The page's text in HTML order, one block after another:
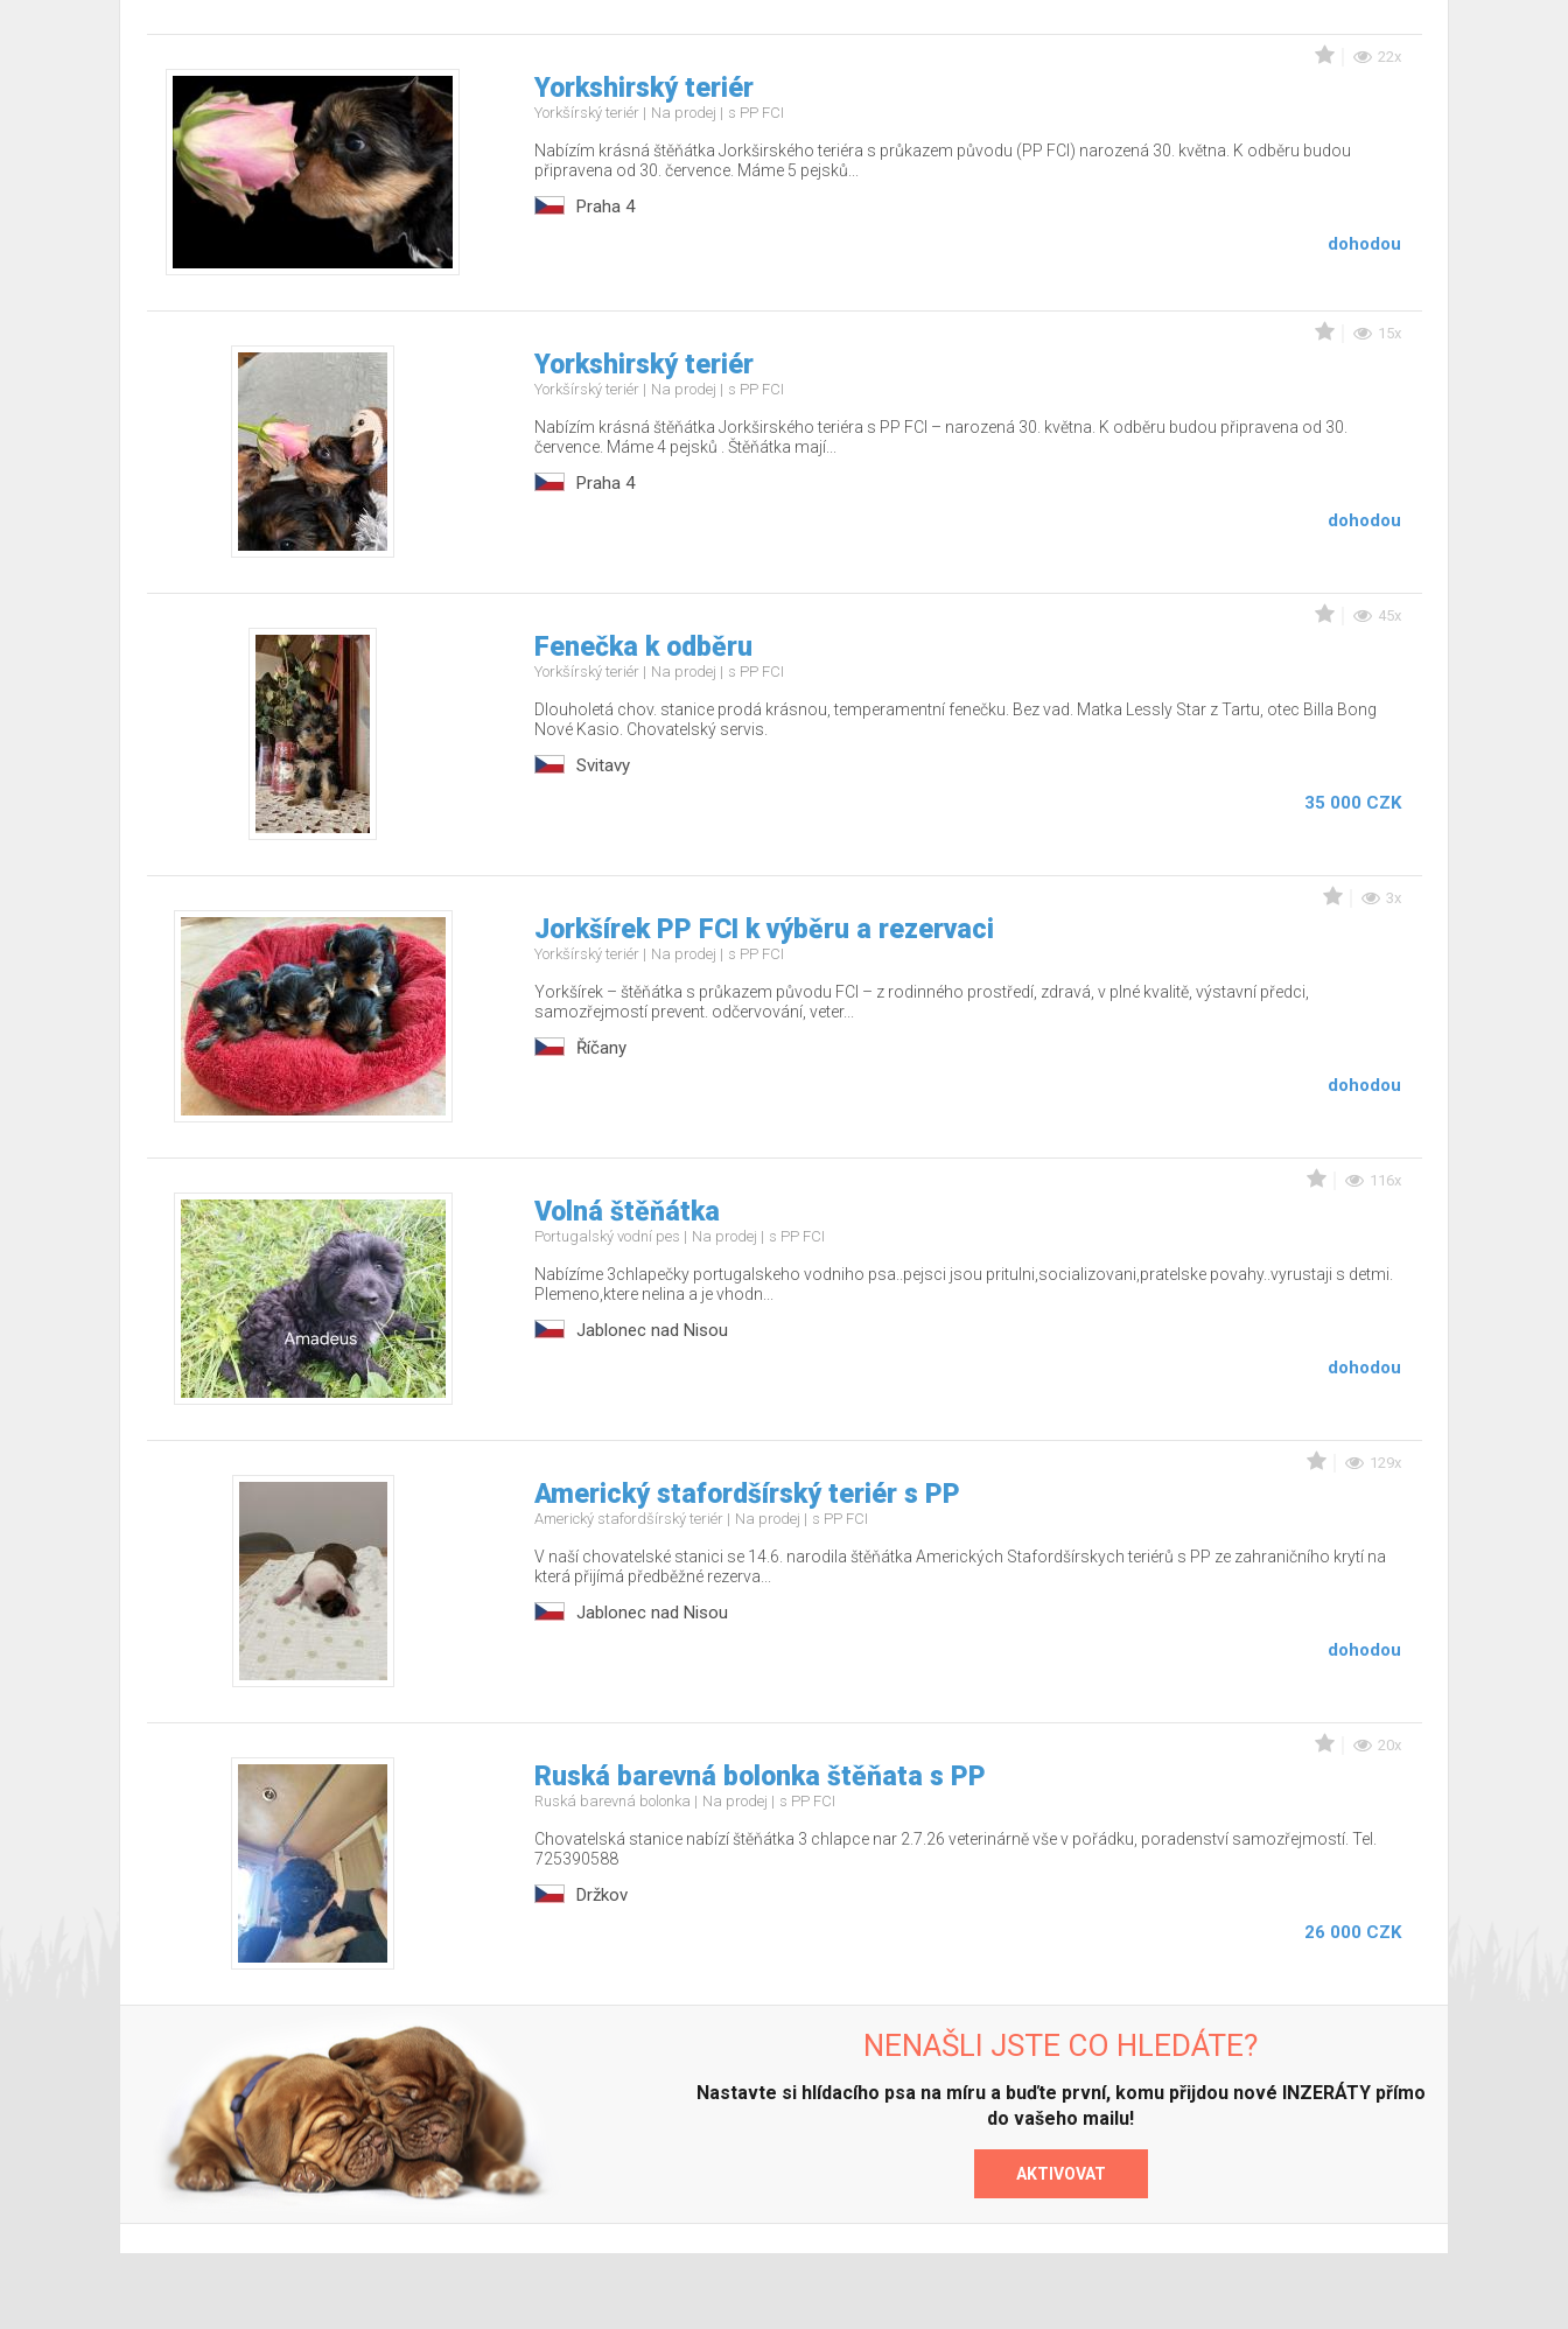
22x
Yorkshirský teriér
Yorkšírský teriér Na prodej s PP FCI
Nabízím krásná štěňátka Jorkširského teriéra s průkazem původu (PP FCI) narozená 30. května. K odběru budou
připravena od 30. července. Máme 5 pejsků...
Praha 4
dohodou
15x
Yorkshirský teriér
Yorkšírský teriér Na prodej s PP FCI
Nabízím krásná štěňátka Jorkširského teriéra s PP FCI – narozená 30. května. K odběru budou připravena od 30.
července. Máme 4 pejsků . Štěňátka mají...
Praha 4
dohodou
45x
Fenečka k odběru
Yorkšírský teriér Na prodej s PP FCI
Dlouholetá chov. stanice prodá krásnou, temperamentní fenečku. Bez vad. Matka Lessly Star z Tartu, otec Billa Bong
Nové Kasio. Chovatelský servis.
Svitavy
35 000 CZK
3x
Jorkšírek PP FCI k výběru a rezervaci
Yorkšírský teriér Na prodej s PP FCI
Yorkšírek – štěňátka s průkazem původu FCI – z rodinného prostředí, zdravá, v plné kvalitě, výstavní předci,
samozřejmostí prevent. odčervování, veter...
Říčany
dohodou
116x
Volná štěňátka
Portugalský vodní pes Na prodej s PP FCI
Nabízíme 3chlapečky portugalskeho vodniho psa..pejsci jsou pritulni,socializovani,pratelske povahy..vyrustaji s detmi.
Plemeno,ktere nelina a je vhodn...
Jablonec nad Nisou
dohodou
129x
Americký stafordšírský teriér s PP
Americký stafordšírský teriér Na prodej s PP FCI
V naší chovatelské stanici se 14.6. narodila štěňátka Amerických Stafordšírskych teriérů s PP ze zahraničního krytí na
která přijímá předběžné rezerva...
Jablonec nad Nisou
dohodou
20x
Ruská barevná bolonka štěňata s PP
Ruská barevná bolonka Na prodej s PP FCI
Chovatelská stanice nabízí štěňátka 3 chlapce nar 2.7.26 veterinárně vše v pořádku, poradenství samozřejmostí. Tel.
725390588
Držkov
26 000 CZK
NENAŠLI JSTE CO HLEDÁTE?
Nastavte si hlídacího psa na míru a buďte první, komu přijdou nové INZERÁTY přímo
do vašeho mailu!
AKTIVOVAT